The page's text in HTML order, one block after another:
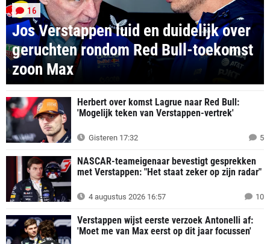
Jos Verstappen luid en duidelijk over
geruchten rondom Red Bull-toekomst
zoon Max
16
Herbert over komst Lagrue naar Red Bull:
'Mogelijk teken van Verstappen-vertrek'
Gisteren 17:32 5
NASCAR-teameigenaar bevestigt gesprekken
met Verstappen: "Het staat zeker op zijn radar"
4 augustus 2026 16:57 10
Verstappen wijst eerste verzoek Antonelli af:
'Moet me van Max eerst op dit jaar focussen'